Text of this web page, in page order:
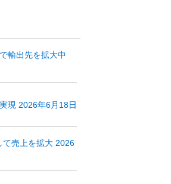
輸出先を拡大中
現 2026年6月18日
て売上を拡大 2026